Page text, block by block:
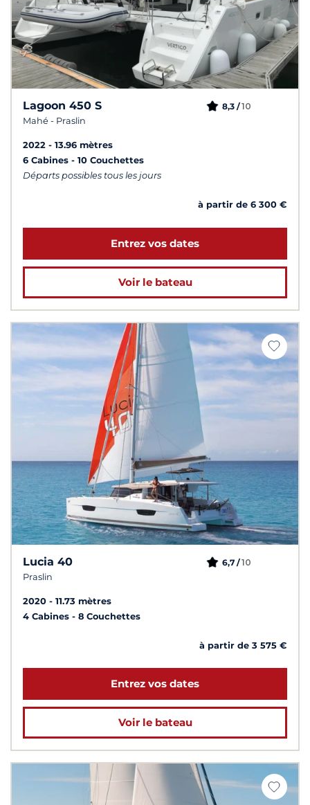
Lagoon 450 S
Mahé - Praslin
8,3 /10
2022
13.96 mètres
6 Cabines
10 Couchettes
Départs possibles tous les jours
à partir de 6 300 €
Entrez vos dates
Voir le bateau
Lucia 40
Praslin
6,7 /10
2020
11.73 mètres
4 Cabines
8 Couchettes
à partir de 3 575 €
Entrez vos dates
Voir le bateau